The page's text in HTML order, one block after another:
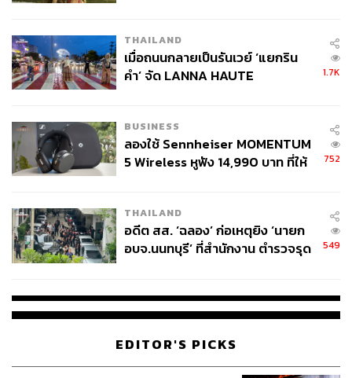
THAILAND
เมื่อถนนกลายเป็นรันเวย์ ‘แยกริน
คำ’ จัด LANNA HAUTE
1.7K
BUSINESS
ลองใช้ Sennheiser MOMENTUM
5 Wireless หูฟัง 14,990 บาท ที่ให้
752
THAILAND
อดีต สส. ‘ฉลอง’ ก่อเหตุยิง ‘นายก
อบจ.นนทบุรี’ ที่สำนักงาน ตำรวจรุด
549
EDITOR'S PICKS